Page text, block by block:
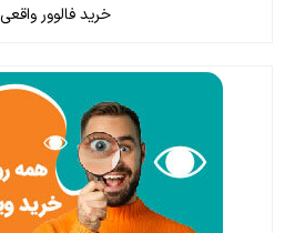
خرید فالوور واقعی